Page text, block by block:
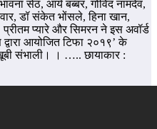
सेठ, आर्य बब्बर, गोविंद नामदेव,
डॉ संकेत भोंसले, हिना खान,
प्यारे और सिमरन ने इस अवॉर्ड
आयोजित टिफा २०१९’ के
संभाली। । ….. छायाकार :